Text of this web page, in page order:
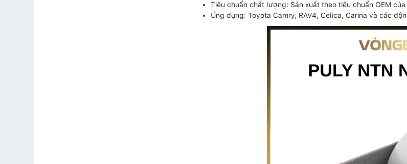
Tiêu chuẩn chất lượng: Sản xuất theo tiêu chuẩn OEM của
Ứng dụng: Toyota Camry, RAV4, Celica, Carina và các